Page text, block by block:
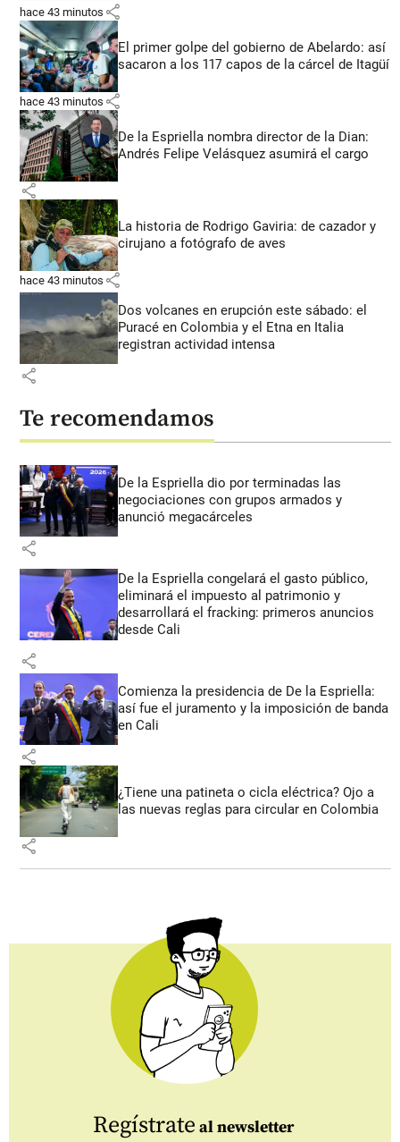
hace 43 minutos share
El primer golpe del gobierno de Abelardo: así
sacaron a los 117 capos de la cárcel de Itagüí
hace 43 minutos share
De la Espriella nombra director de la Dian:
Andrés Felipe Velásquez asumirá el cargo
share
La historia de Rodrigo Gaviria: de cazador y
cirujano a fotógrafo de aves
hace 43 minutos share
Dos volcanes en erupción este sábado: el
Puracé en Colombia y el Etna en Italia
registran actividad intensa
share
Te recomendamos
De la Espriella dio por terminadas las
negociaciones con grupos armados y
anunció megacárceles
share
De la Espriella congelará el gasto público,
eliminará el impuesto al patrimonio y
desarrollará el fracking: primeros anuncios
desde Cali
share
Comienza la presidencia de De la Espriella:
así fue el juramento y la imposición de banda
en Cali
share
¿Tiene una patineta o cicla eléctrica? Ojo a
las nuevas reglas para circular en Colombia
share
Regístrate al newsletter